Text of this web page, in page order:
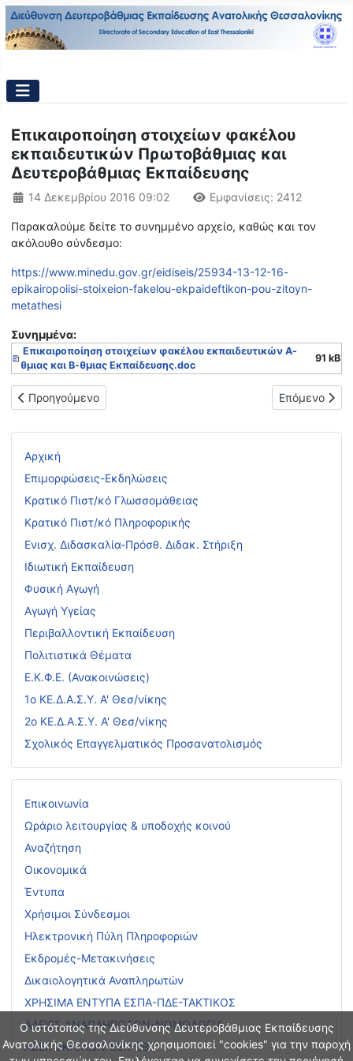
Ο ιστότοπος της Διεύθυνσης Δευτεροβάθμιας Εκπαίδευσης
Ανατολικής Θεσσαλονίκης χρησιμοποιεί "cookies" για την παροχή
Αρχική
Επιμορφώσεις-Εκδηλώσεις
Κρατικό Πιστ/κό Γλωσσομάθειας
Κρατικό Πιστ/κό Πληροφορικής
Ενισχ. Διδασκαλία-Πρόσθ. Διδακ. Στήριξη
Ιδιωτική Εκπαίδευση
Φυσική Αγωγή
Αγωγή Υγείας
Περιβαλλοντική Εκπαίδευση
Πολιτιστικά Θέματα
Ε.Κ.Φ.Ε. (Ανακοινώσεις)
1ο ΚΕ.Δ.Α.Σ.Υ. Α' Θεσ/νίκης
2ο ΚΕ.Δ.Α.Σ.Υ. Α' Θεσ/νίκης
Σχολικός Επαγγελματικός Προσανατολισμός
Επικοινωνία
Ωράριο λειτουργίας & υποδοχής κοινού
Αναζήτηση
Οικονομικά
Έντυπα
Χρήσιμοι Σύνδεσμοι
Ηλεκτρονική Πύλη Πληροφοριών
Εκδρομές-Μετακινήσεις
Δικαιολογητικά Αναπληρωτών
ΧΡΗΣΙΜΑ ΕΝΤΥΠΑ ΕΣΠΑ-ΠΔΕ-ΤΑΚΤΙΚΟΣ
ΑΔΕΙΕΣ ΑΝΑΠΛΗΡΩΤΩΝ-ΝΟΜΟΛΟΓΙΑ
ΑΣΕΠ ΕΚΠ/ΚΩΝ-ΕΕΠ-ΕΒΠ
Επικαιροποίηση στοιχείων φακέλου
εκπαιδευτικών Πρωτοβάθμιας και
Δευτεροβάθμιας Εκπαίδευσης
Λεπτομέρειες
14 Δεκεμβρίου 2016 09:02 Εμφανίσεις: 2412
Παρακαλούμε δείτε το συνημμένο αρχείο, καθώς και τον
ακόλουθο σύνδεσμο:
https://www.minedu.gov.gr/eidiseis/25934-13-12-16-
epikairopoiisi-stoixeion-fakelou-ekpaideftikon-pou-zitoyn-
metathesi
Συνημμένα:
Επικαιροποίηση στοιχείων φακέλου εκπαιδευτικών Α-
θμιας και Β-θμιας Εκπαίδευσης.doc
91 kB
Προηγούμενο άρθρο: Μεταθέσεις εκπαιδευτικών
Προηγούμενο Επόμενο
Επόμενο